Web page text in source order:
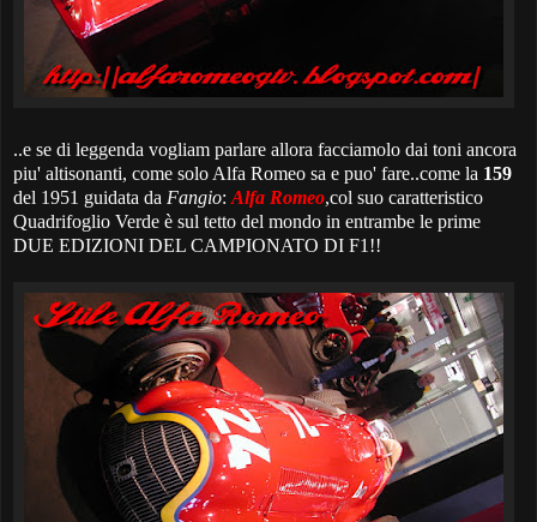
..e se di leggenda vogliam parlare allora facciamolo dai toni ancora
piu' altisonanti, come solo Alfa Romeo sa e puo' fare..come la 159
del 1951 guidata da Fangio: Alfa Romeo,col suo caratteristico
Quadrifoglio Verde è sul tetto del mondo in entrambe le prime
DUE EDIZIONI DEL CAMPIONATO DI F1!!